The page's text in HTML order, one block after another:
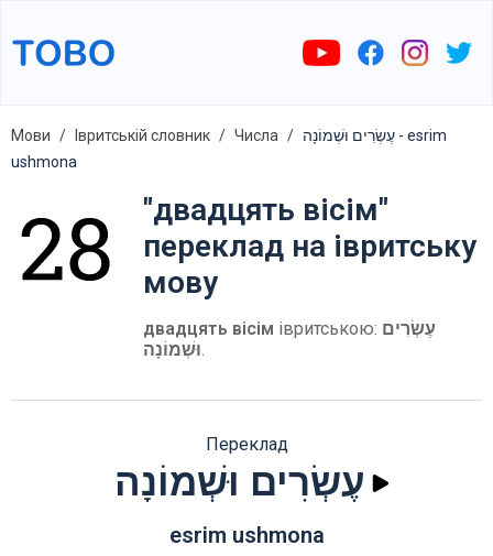
Мови Івритській словник Числа
עֶשְׂרִים וּשְׁמוֹנָה - esrim
ushmona
"двадцять вісім"
переклад на івритську
мову
двадцять вісім івритською: עֶשְׂרִים
וּשְׁמוֹנָה.
Переклад
עֶשְׂרִים וּשְׁמוֹנָה
esrim ushmona